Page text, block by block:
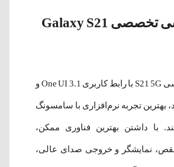
نقد و بررسی تخصصی Galaxy S21
سامسونگ گلکسی S21 5G با رابط کاربری One UI 3.1 و
اندروید، بهترین تجربه نرم‌افزاری با سامسونگ
با داشتن بهترین فناوری‌ ممکن،
نمایشگر و خروجی صدای عالی،